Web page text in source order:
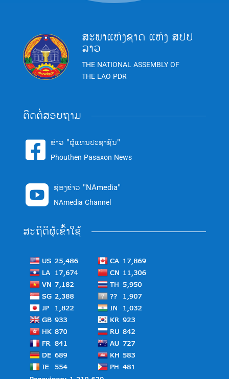
ສະພາແຫ່ງຊາດ ແຫ່ງ ສປປ
ລາວ
THE NATIONAL ASSEMBLY OF
THE LAO PDR
ຕິດຕໍ່ສອບຖາມ
 ຂ່າວ "ຜູ້ແທນປະຊາຊົນ"
Phouthen Pasaxon News
 ຊ່ອງຂ່າວ "NAmedia"
NAmedia Channel
ສະຖິຕິຜູ້ເຂົ້າໃຊ້